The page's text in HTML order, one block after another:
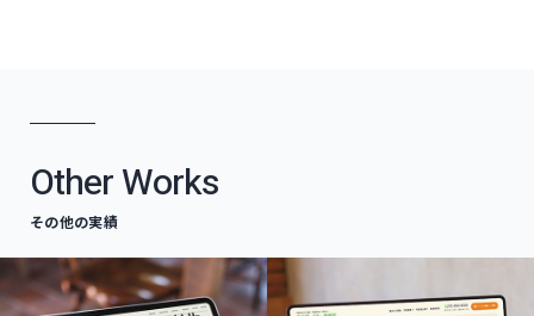
Other Works
その他の実績